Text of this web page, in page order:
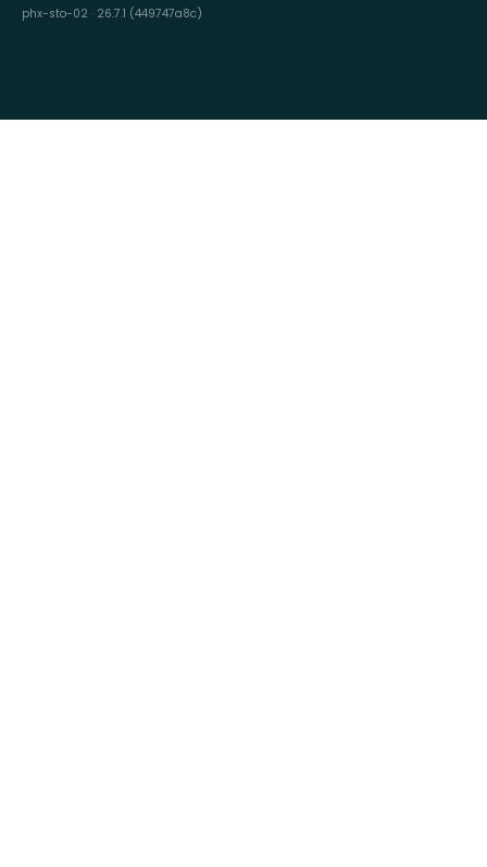
phx-sto-02 · 26.7.1 (449747a8c)